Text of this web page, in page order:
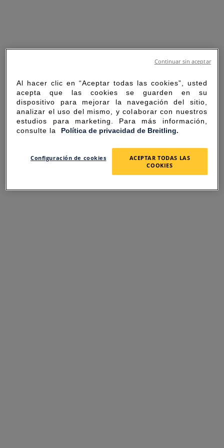
SORRY FOR THE
INCONVENIENCE
Al hacer clic en “Aceptar todas las cookies”, usted
acepta que las cookies se guarden en su
dispositivo para mejorar la navegación del sitio,
analizar el uso del mismo, y colaborar con nuestros
estudios para marketing. Para más información,
consulte la Política de privacidad de Breitling.
Configuración de cookies
ACEPTAR TODAS LAS
COOKIES
Continuar sin aceptar